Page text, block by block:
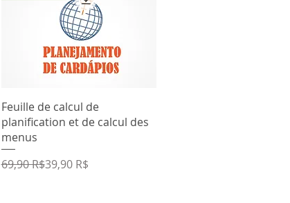
Aperçu rapide
Feuille de calcul de
planification et de calcul des
menus
Prix original
69,90 R$
Prix promotionnel
39,90 R$